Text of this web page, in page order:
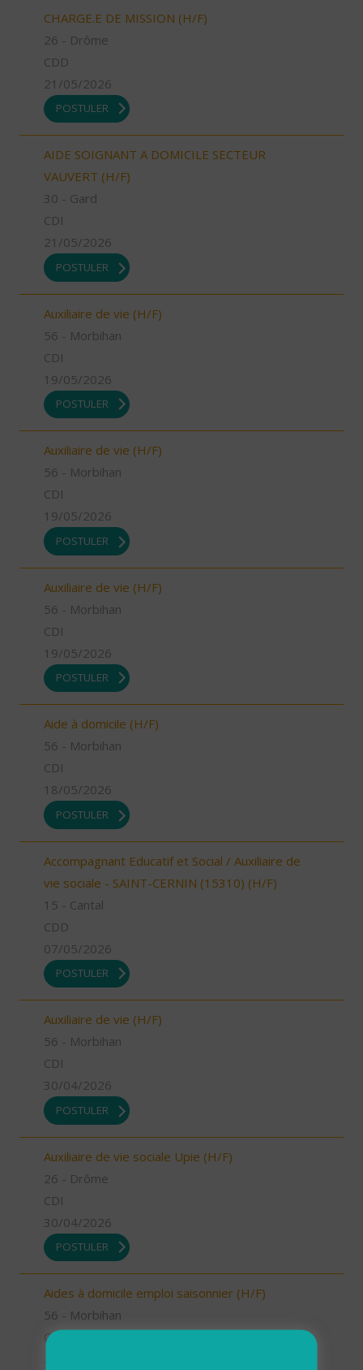
CHARGE.E DE MISSION (H/F)
26 - Drôme
CDD
21/05/2026
POSTULER
AIDE SOIGNANT A DOMICILE SECTEUR
VAUVERT (H/F)
30 - Gard
CDI
21/05/2026
POSTULER
Auxiliaire de vie (H/F)
56 - Morbihan
CDI
19/05/2026
POSTULER
Auxiliaire de vie (H/F)
56 - Morbihan
CDI
19/05/2026
POSTULER
Auxiliaire de vie (H/F)
56 - Morbihan
CDI
19/05/2026
POSTULER
Aide à domicile (H/F)
56 - Morbihan
CDI
18/05/2026
POSTULER
Accompagnant Educatif et Social / Auxiliaire de
vie sociale - SAINT-CERNIN (15310) (H/F)
15 - Cantal
CDD
07/05/2026
POSTULER
Auxiliaire de vie (H/F)
56 - Morbihan
CDI
30/04/2026
POSTULER
Auxiliaire de vie sociale Upie (H/F)
26 - Drôme
CDI
30/04/2026
POSTULER
Aides à domicile emploi saisonnier (H/F)
56 - Morbihan
CDD